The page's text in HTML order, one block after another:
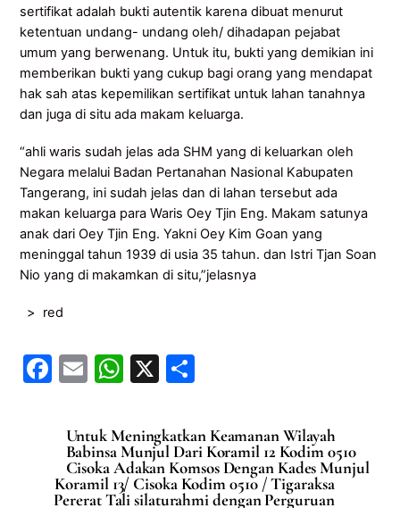
sertifikat adalah bukti autentik karena dibuat menurut
ketentuan undang- undang oleh/ dihadapan pejabat
umum yang berwenang. Untuk itu, bukti yang demikian ini
memberikan bukti yang cukup bagi orang yang mendapat
hak sah atas kepemilikan sertifikat untuk lahan tanahnya
dan juga di situ ada makam keluarga.
“ahli waris sudah jelas ada SHM yang di keluarkan oleh
Negara melalui Badan Pertanahan Nasional Kabupaten
Tangerang, ini sudah jelas dan di lahan tersebut ada
makan keluarga para Waris Oey Tjin Eng. Makam satunya
anak dari Oey Tjin Eng. Yakni Oey Kim Goan yang
meninggal tahun 1939 di usia 35 tahun. dan Istri Tjan Soan
Nio yang di makamkan di situ,”jelasnya
> red
F
c
e
b
E
ai
l
W
at
s
A
X
ar
e
Untuk Meningkatkan Keamanan Wilayah
Babinsa Munjul Dari Koramil 12 Kodim 0510
Cisoka Adakan Komsos Dengan Kades Munjul
Koramil 13/ Cisoka Kodim 0510 / Tigaraksa
Pererat Tali silaturahmi dengan Perguruan